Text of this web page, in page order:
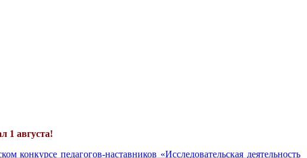
1 августа!
конкурсе педагогов-наставников «Исследовательская деятельность